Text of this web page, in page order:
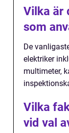
Vilka är
som
De
elektriker
multimeter,
Vilka
vid val